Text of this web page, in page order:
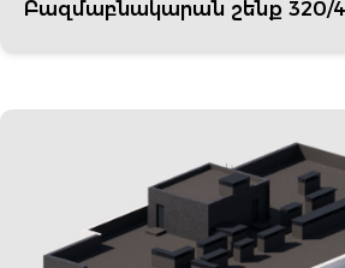
Բազմաբնակարան շենք 320/